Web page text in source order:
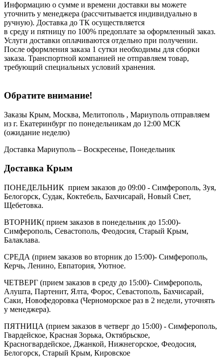
Информацию о сумме и времени доставки вы можете
уточнить у менеджера (рассчитывается индивидуально в
ручную). Доставка до ТК осуществляется
в среду и пятницу по 100% предоплате за оформленный заказ.
Услуги доставки оплачиваются отдельно при получении.
После оформления заказа 1 сутки необходимы для сборки
заказа. Транспортной компанией не отправляем товар,
требующий специальных условий хранения.
Обратите внимание!
Заказы Крым, Москва, Мелитополь , Мариуполь отправляем
из г. Екатеринбург по понедельникам до 12:00 МСК
(ожидание неделю)
Доставка Мариуполь – Воскресенье, Понедельник
Доставка Крым
ПОНЕДЕЛЬНИК прием заказов до 09:00 - Симферополь, Зуя,
Белогорск, Судак, Коктебель, Бахчисарай, Новый Свет,
Щебетовка.
ВТОРНИК( прием заказов в понедельник до 15:00)-
Симферополь, Севастополь, Феодосия, Старый Крым,
Балаклава.
СРЕДА (прием заказов во вторник до 15:00)- Симферополь,
Керчь, Ленино, Евпатория, Уютное.
ЧЕТВЕРГ (прием заказов в среду до 15:00)- Симферополь,
Алушта, Партенит, Ялта, Форос, Севастополь, Бахчисарай,
Саки, Новофедоровка (Черноморское раз в 2 недели, уточнять
у менеджера).
ПЯТНИЦА (прием заказов в четверг до 15:00) - Симферополь,
Гвардейское, Красная Зорька, Октябрьское,
Красногвардейское, Джанкой, Нижнегорское, Феодосия,
Белогорск, Старый Крым, Кировское